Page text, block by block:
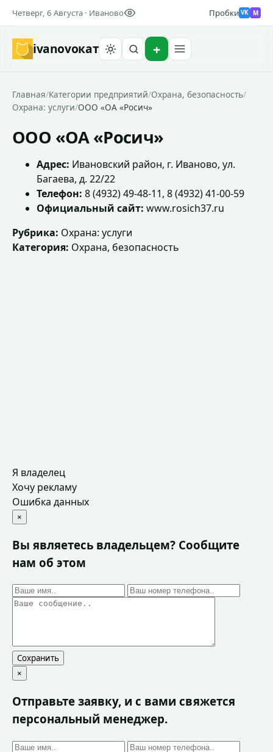
Четверг, 6 Августа · Иваново Пробки VK M
ivanovoкат
Найти
Главная/Категории предприятий/Охрана, безопасность/
Охрана: услуги/ООО «ОА «Росич»
ООО «ОА «Росич»
Адрес: Ивановский район, г. Иваново, ул.
Багаева, д. 22/22
Телефон: 8 (4932) 49-48-11, 8 (4932) 41-00-59
Официальный сайт: www.rosich37.ru
Рубрика: Охрана: услуги
Категория: Охрана, безопасность
Я владелец
Хочу рекламу
Ошибка данных
×
Вы являетесь владельцем? Сообщите
нам об этом
Сохранить
×
Отправьте заявку, и с вами свяжется
персональный менеджер.